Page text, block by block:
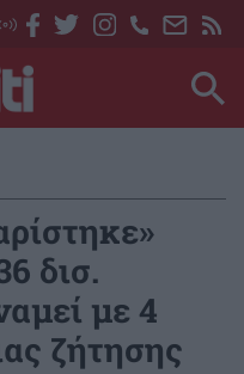
δισ.
με 4
ζήτησης